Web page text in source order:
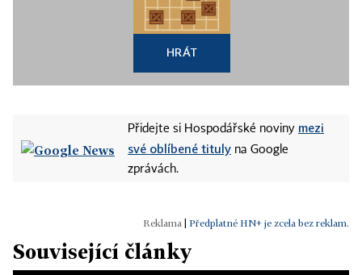
HRÁT
Přidejte si Hospodářské noviny mezi
své oblíbené tituly na Google
zprávách.
Předplatné HN+ je zcela bez reklam.
Související články